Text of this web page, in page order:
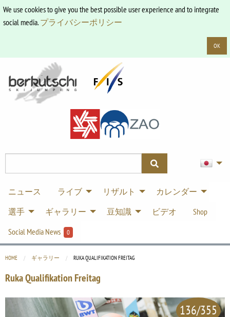
We use cookies to give you the best possible user experience and to integrate
social media.プライバシーポリシー
OK
ニュース ライブ リザルト
カレンダー
選手
ギャラリー 豆知識 ビデオ
Shop
Social Media News
0
HOME ギャラリー CURRENT:
RUKA QUALIFIKATION FREITAG
Ruka Qualifikation Freitag
136/355